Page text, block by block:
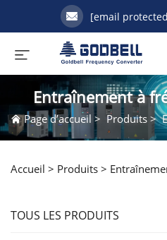
[email
Entraînement à
Page d’accueil > Produits >
Accueil > Produits >
TOUS LES PRODUITS